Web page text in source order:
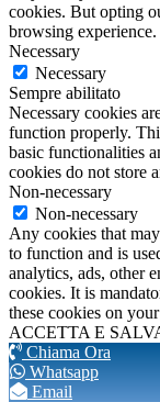
cookies. But opting
browsing experience.
Necessary
Necessary
Sempre abilitato
Necessary cookies
function properly.
basic functionalities
cookies do not store
Non-necessary
Non-necessary
Any cookies that
to function and is
analytics, ads, other
cookies. It is
these cookies on
ACCETTA E
Chiama Ora
Whatsapp
Email